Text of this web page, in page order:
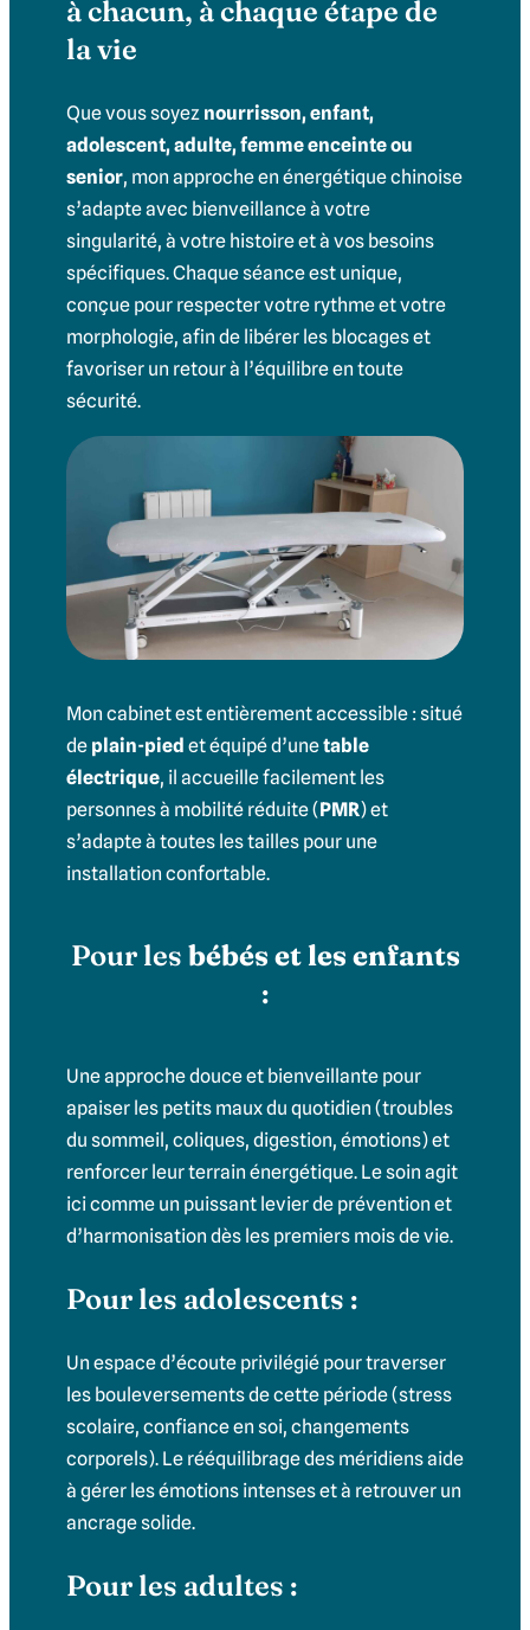
à chacun, à chaque étape de
la vie
Que vous soyez nourrisson, enfant,
adolescent, adulte, femme enceinte ou
senior, mon approche en énergétique chinoise
s’adapte avec bienveillance à votre
singularité, à votre histoire et à vos besoins
spécifiques. Chaque séance est unique,
conçue pour respecter votre rythme et votre
morphologie, afin de libérer les blocages et
favoriser un retour à l’équilibre en toute
sécurité.
Mon cabinet est entièrement accessible : situé
de plain-pied et équipé d’unetable
électrique, il accueille facilement les
personnes à mobilité réduite (PMR) et
s’adapte à toutes les tailles pour une
installation confortable.
Pour les bébés et les enfants
:
Une approche douce et bienveillante pour
apaiser les petits maux du quotidien (troubles
du sommeil, coliques, digestion, émotions) et
renforcer leur terrain énergétique. Le soin agit
ici comme un puissant levier de prévention et
d’harmonisation dès les premiers mois de vie.
Pour les adolescents :
Un espace d’écoute privilégié pour traverser
les bouleversements de cette période (stress
scolaire, confiance en soi, changements
corporels). Le rééquilibrage des méridiens aide
à gérer les émotions intenses et à retrouver un
ancrage solide.
Pour les adultes :